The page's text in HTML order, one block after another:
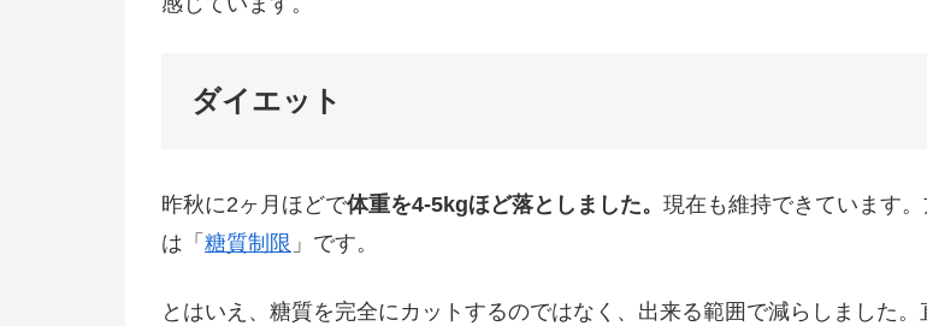
ダイエット
昨秋に2ヶ月ほどで体重を4-5kgほど落としました。 現在も維持できています
は「 糖質制限 」です。
とはいえ、糖質を完全にカットするのではなく、出来る範囲で減らしました。